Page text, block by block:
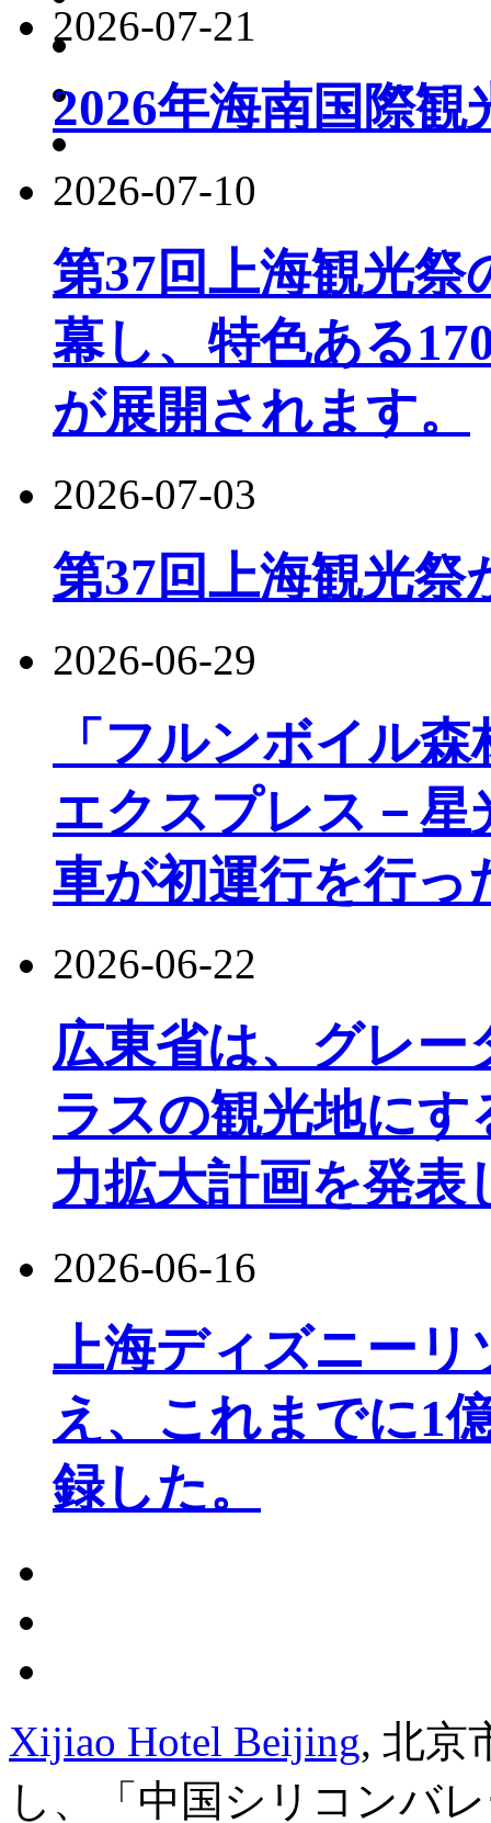
2026-07-21
2026年海南国際
2026-07-10
第37回上海観光
幕し、特色ある
が展開されます。
2026-07-03
第37回上海観光祭
2026-06-29
「フルンボイル
エクスプレス－星
車が初運行を行っ
2026-06-22
広東省は、グレ
ラスの観光地に
力拡大計画を発表
2026-06-16
上海ディズニーリ
え、これまでに1
録した。
Xijiao Hotel Beijing, 北京
し、「中国シリコンバ